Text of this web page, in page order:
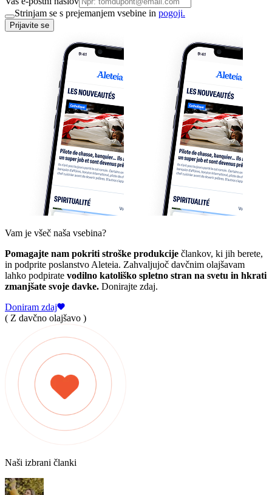
Strinjam se s prejemanjem vsebine in pogoji.
Prijavite se
Vam je všeč naša vsebina?
Pomagajte nam pokriti stroške produkcije člankov, ki jih berete,
in podprite poslanstvo Aleteia. Zahvaljujoč davčnim olajšavam
lahko podpirate vodilno katoliško spletno stran na svetu in hkrati
zmanjšate svoje davke. Donirajte zdaj.
Doniram zdaj
( Z davčno olajšavo )
Naši izbrani članki